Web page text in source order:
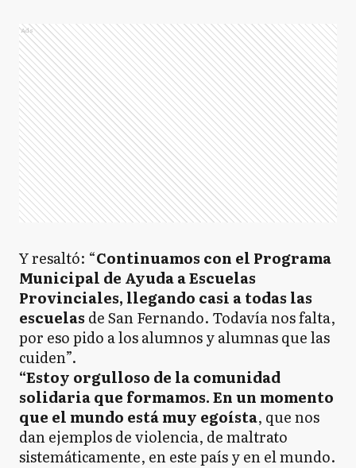
Ads
Y resaltó: “Continuamos con el Programa
Municipal de Ayuda a Escuelas
Provinciales, llegando casi a todas las
escuelas de San Fernando. Todavía nos falta,
por eso pido a los alumnos y alumnas que las
cuiden”.
“Estoy orgulloso de la comunidad
solidaria que formamos. En un momento
que el mundo está muy egoísta, que nos
dan ejemplos de violencia, de maltrato
sistemáticamente, en este país y en el mundo.